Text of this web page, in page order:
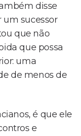
disse
sucessor
que não
que possa
uma
de menos de
é que ele
e